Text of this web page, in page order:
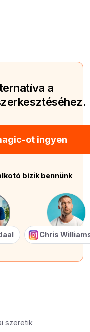
a
ot ingyen
bízik bennünk
Chris
szeretik